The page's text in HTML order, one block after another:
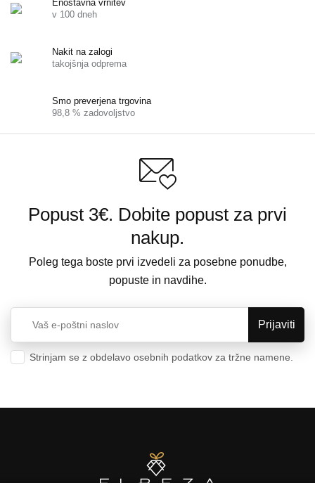
Enostavna vrnitev
v 100 dneh
Nakit na zalogi
takojšnja odprema
Smo preverjena trgovina
98,8 % zadovoljstvo
Popust 3€. Dobite popust za prvi
nakup.
Poleg tega boste prvi izvedeli za posebne ponudbe,
popuste in navdihe.
Strinjam se z obdelavo osebnih podatkov za tržne namene.